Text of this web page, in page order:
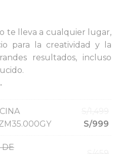
te lleva a cualquier lugar,
para la creatividad y la
resultados, incluso
S/999
DE